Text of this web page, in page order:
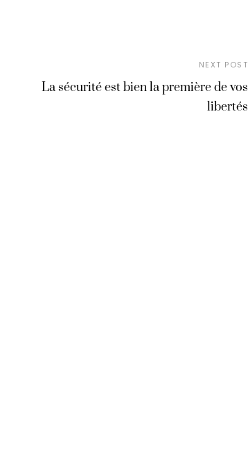
NEXT POST
La sécurité est bien la première de vos
libertés